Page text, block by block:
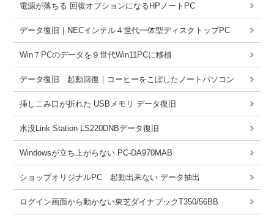
電源が落ちる 回復オプションになるHPノートPC
データ復旧｜NECインテル４世代一体型ディスクトップPC
Win７PCのデータを９世代Win11PCに移植
データ復旧 起動回復｜コーヒーをこぼしたノートパソコン
挿しこみ口が折れた USBメモリ データ復旧
水没Link Station LS220DNBデータ復旧
Windowsが立ち上がらない PC-DA970MAB
ショップオリジナルPC 起動出来ない データ抽出
ログイン画面から動かない東芝ダイナブックT350/56BB